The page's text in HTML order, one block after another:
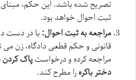
تصریح شده باشد. این حکم، مبنای
ثبت احوال خواهد بود.
مراجعه به ثبت احوال: با در دست
قانونی و حکم قطعی دادگاه، زن می
مراجعه کرده و درخواستپاک کردن
دختر باکرهرا مطرح کند.